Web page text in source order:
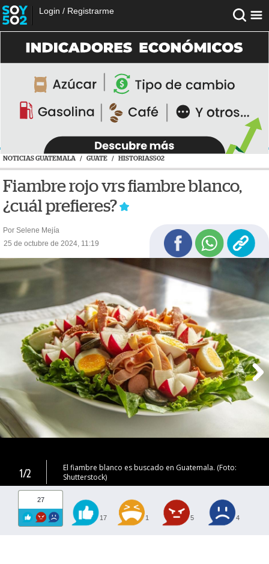
Login / Registrarme
NOTICIAS GUATEMALA / GUATE / HISTORIAS502
Fiambre rojo vrs fiambre blanco,
¿cuál prefieres?
Por Selene Mejía
25 de octubre de 2024, 11:19
1/2
El fiambre blanco es buscado en Guatemala. (Foto:
Shutterstock)
27
17 1 5 4